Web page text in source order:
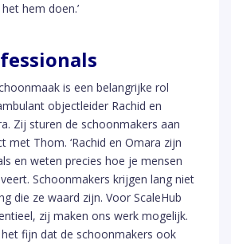
hem doen.’
is een belangrijke rol
objectleider Rachid en
Zij sturen de schoonmakers aan
met Thom. ‘Rachid en Omara zijn
en weten precies hoe je mensen
Schoonmakers krijgen lang niet
die ze waard zijn. Voor ScaleHub
zij maken ons werk mogelijk.
het fijn dat de schoonmakers ook